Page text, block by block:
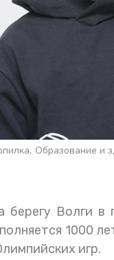
Образование и
Волги в
1000
игр.